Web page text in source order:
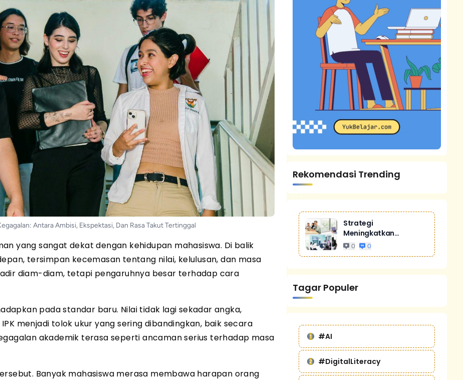
Antara Ambisi, Ekspektasi, Dan Rasa Takut Tertinggal
yang sangat dekat dengan kehidupan mahasiswa. Di balik
tersimpan kecemasan tentang nilai, kelulusan, dan masa
diam-diam, tetapi pengaruhnya besar terhadap cara
pada standar baru. Nilai tidak lagi sekadar angka,
menjadi tolok ukur yang sering dibandingkan, baik secara
akademik terasa seperti ancaman serius terhadap masa
Banyak mahasiswa merasa membawa harapan orang
Rekomendasi Trending
Strategi
Meningkatkan
Penjualan Melalui
0 0
Tagar Populer
#AI
#DigitalLiteracy